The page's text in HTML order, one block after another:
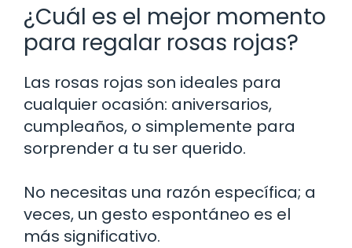
¿Cuál es el mejor momento
para regalar rosas rojas?
Las rosas rojas son ideales para
cualquier ocasión: aniversarios,
cumpleaños, o simplemente para
sorprender a tu ser querido.
No necesitas una razón específica; a
veces, un gesto espontáneo es el
más significativo.